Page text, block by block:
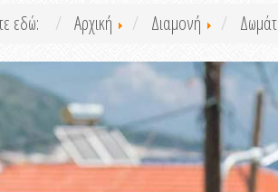
εδώ: Αρχική Διαμονή